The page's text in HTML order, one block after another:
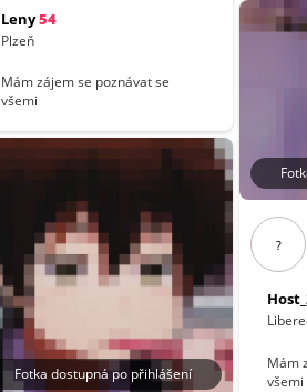
Leny54
Plzeň
Mám zájem se poznávat se
všemi
Fotka dostupná po přihlášení
?
Mám
všemi